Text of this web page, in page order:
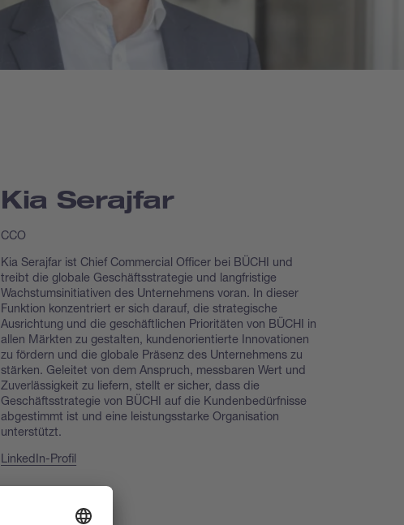
Kia Serajfar
CCO
Kia Serajfar ist Chief Commercial Officer bei BÜCHI und
treibt die globale Geschäftsstrategie und langfristige
Wachstumsinitiativen des Unternehmens voran. In dieser
Funktion konzentriert er sich darauf, die strategische
Ausrichtung und die geschäftlichen Prioritäten von BÜCHI in
allen Märkten zu gestalten, kundenorientierte Innovationen
zu fördern und die globale Präsenz des Unternehmens zu
stärken. Geleitet von dem Anspruch, messbaren Wert und
Zuverlässigkeit zu liefern, stellt er sicher, dass die
Geschäftsstrategie von BÜCHI auf die Kundenbedürfnisse
abgestimmt ist und eine leistungsstarke Organisation
unterstützt.
LinkedIn-Profil